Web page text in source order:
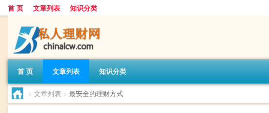
首 页 文章列表 知识分类
首 页 文章列表 知识分类
> 文章列表 > 最安全的理财方式